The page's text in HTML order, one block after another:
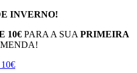
INVERNO!
10€ PARA A SUA PRIMEIRA